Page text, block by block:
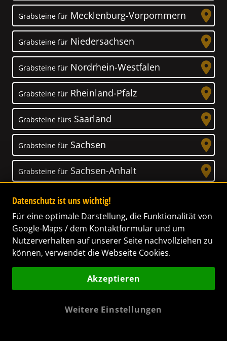
Grabsteine für Mecklenburg-Vorpommern
Grabsteine für Niedersachsen
Grabsteine für Nordrhein-Westfalen
Grabsteine für Rheinland-Pfalz
Grabsteine fürs Saarland
Grabsteine für Sachsen
Grabsteine für Sachsen-Anhalt
Grabsteine für Schleswig-Holstein
Grabsteine fürThüringen
Unser Anspruch
Das Leben ist ein Geschenk! – Nun haben wir
Datenschutz ist uns wichtig!
Für eine optimale Darstellung, die Funktionalität von
Google-Maps / dem Kontaktformular und um
Nutzerverhalten auf unserer Seite nachvollziehen zu
können, verwendet die Webseite Cookies.
Akzeptieren
Weitere Einstellungen